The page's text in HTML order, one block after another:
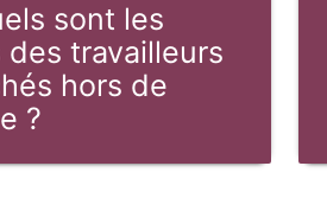
sont les
des travailleurs
hors de
?